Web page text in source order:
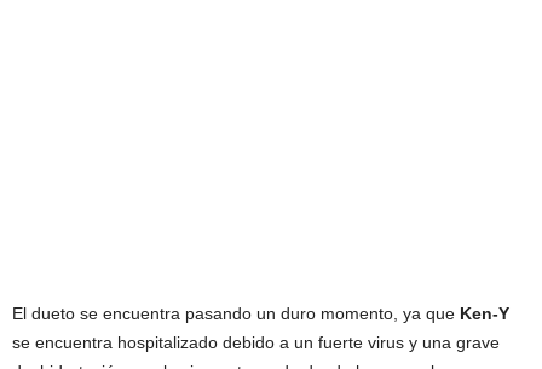
El dueto se encuentra pasando un duro momento, ya que Ken-Y
se encuentra hospitalizado debido a un fuerte virus y una grave